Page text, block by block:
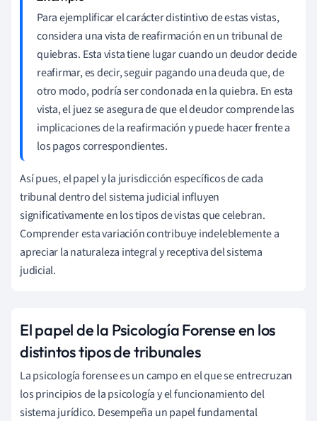
Para ejemplificar el carácter distintivo de estas vistas,
considera una vista de reafirmación en un tribunal de
quiebras. Esta vista tiene lugar cuando un deudor decide
reafirmar, es decir, seguir pagando una deuda que, de
otro modo, podría ser condonada en la quiebra. En esta
vista, el juez se asegura de que el deudor comprende las
implicaciones de la reafirmación y puede hacer frente a
los pagos correspondientes.
Así pues, el papel y la jurisdicción específicos de cada
tribunal dentro del sistema judicial influyen
significativamente en los tipos de vistas que celebran.
Comprender esta variación contribuye indeleblemente a
apreciar la naturaleza integral y receptiva del sistema
judicial.
El papel de la Psicología Forense en los
distintos tipos de tribunales
La psicología forense es un campo en el que se entrecruzan
los principios de la psicología y el funcionamiento del
sistema jurídico. Desempeña un papel fundamental